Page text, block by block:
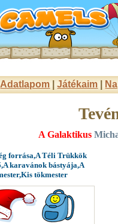
Adatlapom |Játékaim
A Galaktikus
forrása,A Téli Trükkök
karavánok bástyája,A
tökmester